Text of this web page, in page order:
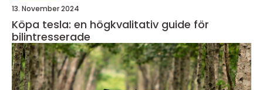
13. November 2024
Köpa tesla: en högkvalitativ guide för
bilintresserade